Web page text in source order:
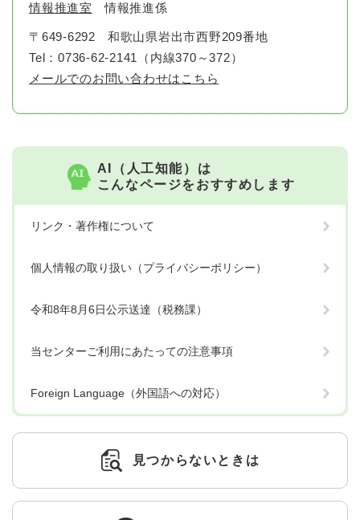
情報推進室 情報推進係
〒649-6292
和歌山県岩出市西野209番地
Tel：0736-62-2141（内線370～372）
メールでのお問い合わせはこちら
AI（人工知能）は
こんなページをおすすめします
リンク・著作権について
個人情報の取り扱い（プライバシーポリシー）
令和8年8月6日公示送達（税務課）
当センターご利用にあたっての注意事項
Foreign Language（外国語への対応）
見つからないときは